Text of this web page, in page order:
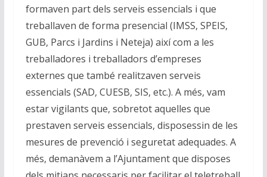
formaven part dels serveis essencials i que
treballaven de forma presencial (IMSS, SPEIS,
GUB, Parcs i Jardins i Neteja) així com a les
treballadores i treballadors d’empreses
externes que també realitzaven serveis
essencials (SAD, CUESB, SIS, etc.). A més, vam
estar vigilants que, sobretot aquelles que
prestaven serveis essencials, disposessin de les
mesures de prevenció i seguretat adequades. A
més, demanàvem a l’Ajuntament que disposes